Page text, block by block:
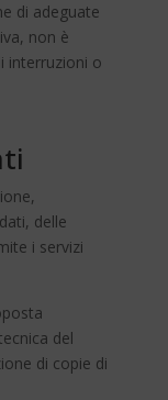
di adeguate
non è
interruzioni o
delle
i servizi
del
di copie di